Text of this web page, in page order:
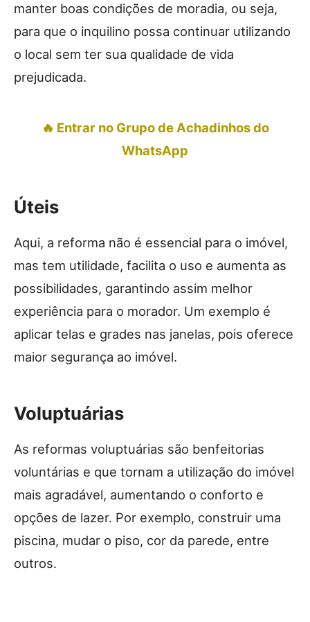
manter boas condições de moradia, ou seja,
para que o inquilino possa continuar utilizando
o local sem ter sua qualidade de vida
prejudicada.
🔥 Entrar no Grupo de Achadinhos do
WhatsApp
Úteis
Aqui, a reforma não é essencial para o imóvel,
mas tem utilidade, facilita o uso e aumenta as
possibilidades, garantindo assim melhor
experiência para o morador. Um exemplo é
aplicar telas e grades nas janelas, pois oferece
maior segurança ao imóvel.
Voluptuárias
As reformas voluptuárias são benfeitorias
voluntárias e que tornam a utilização do imóvel
mais agradável, aumentando o conforto e
opções de lazer. Por exemplo, construir uma
piscina, mudar o piso, cor da parede, entre
outros.